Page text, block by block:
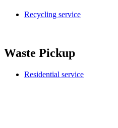
Recycling service
Waste Pickup
Residential service